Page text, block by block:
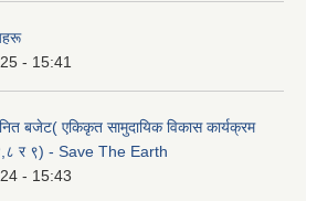
- 15:41
बजेट( एकिकृत सामुदायिक विकास कार्यक्रम
र ९) - Save The Earth
- 15:43